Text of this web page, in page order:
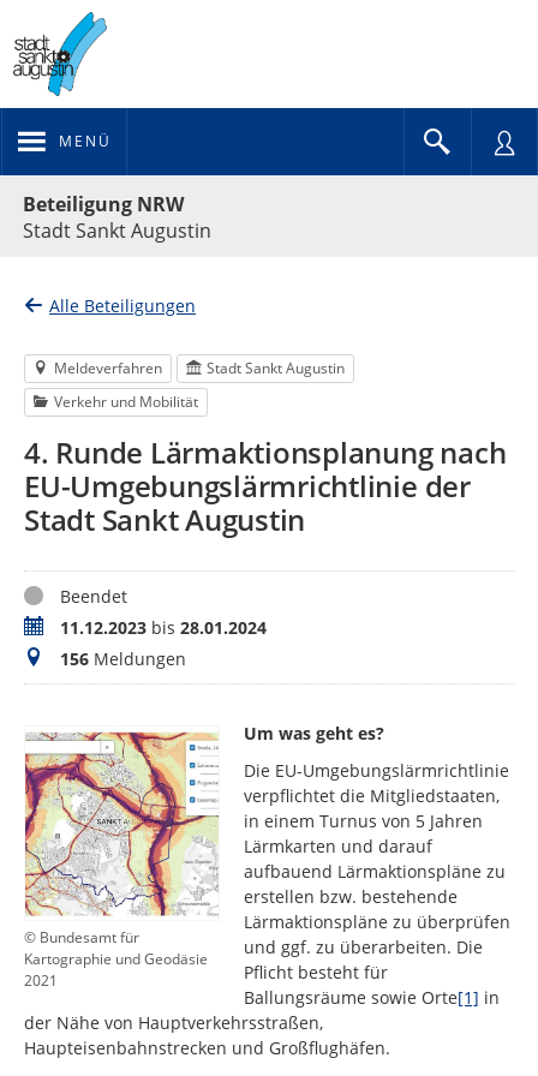
MENÜ
Beteiligung NRW
Stadt Sankt Augustin
Alle Beteiligungen
Meldeverfahren
Stadt Sankt Augustin
Verkehr und Mobilität
4. Runde Lärmaktionsplanung nach
EU-Umgebungslärmrichtlinie der
Stadt Sankt Augustin
StatusBeendet
Zeitraum11.12.2023 bis 28.01.2024
Meldungen
156 Meldungen
© Bundesamt für
Kartographie und Geodäsie
2021
Um was geht es?
Die EU-Umgebungslärmrichtlinie
verpflichtet die Mitgliedstaaten,
in einem Turnus von 5 Jahren
Lärmkarten und darauf
aufbauend Lärmaktionspläne zu
erstellen bzw. bestehende
Lärmaktionspläne zu überprüfen
und ggf. zu überarbeiten. Die
Pflicht besteht für
Ballungsräume sowie Orte[1] in
der Nähe von Hauptverkehrsstraßen,
Haupteisenbahnstrecken und Großflughäfen.